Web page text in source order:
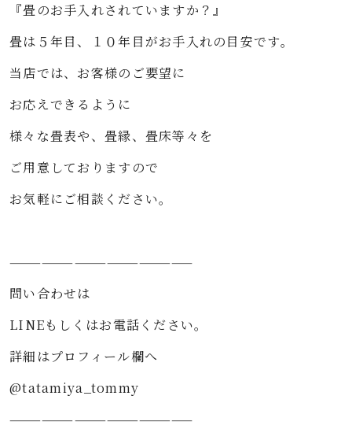
『畳のお手入れされていますか？』⁡⁡
畳は５年目、１０年目がお手入れの目安です。⁡⁡
当店では、お客様のご要望に⁡⁡
お応えできるように⁡⁡
様々な畳表や、畳縁、畳床等々を⁡⁡
ご用意しておりますので⁡⁡
お気軽にご相談ください。⁡⁡
—————————————————⁡⁡⁡
問い合わせは⁡⁡⁡
LINEもしくはお電話ください。⁡⁡⁡
詳細はプロフィール欄へ⁡⁡⁡
@tatamiya_tommy⁡⁡⁡
—————————————————⁡⁡⁡